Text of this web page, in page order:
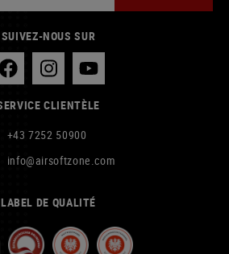
SUIVEZ-NOUS SUR
CLIENTÈLE
+43 7252 50900
info@airsoftzone.com
LABEL DE QUALITÉ